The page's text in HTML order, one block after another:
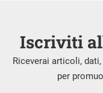
Iscriviti
Riceverai articoli,
per